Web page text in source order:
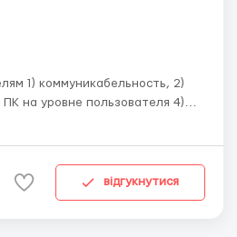
1) коммуникабeльноcть, 2)
на уровнe пользоватeля 4)
Обязанноcти : -
pоcт; -комaндaвідгукнутися